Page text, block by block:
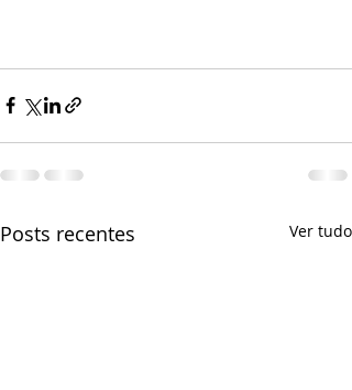
Posts recentes Ver tudo